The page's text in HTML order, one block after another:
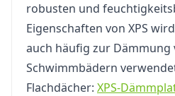
robusten und
Eigenschaften von XPS
auch häufig zur Dämmung
Schwimmbädern
Flachdächer: XPS-